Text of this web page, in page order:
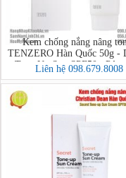
Kem chống nắng nâng
TENZERO Hàn Quốc 50g -
Tone Up Sun SPF50+
Liên hệ 098.679.8008